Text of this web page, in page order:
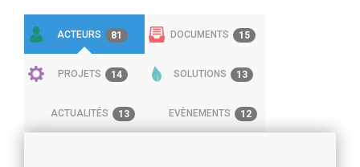
ACTEURS 81 DOCUMENTS 15
PROJETS 14 SOLUTIONS 13
ACTUALITÉS 13 EVÈNEMENTS 12